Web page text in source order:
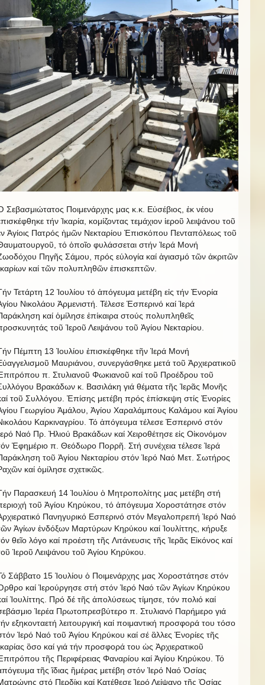
Σεβασμιώτατος Ποιμενάρχης μας κ.κ. Εὐσέβιος, ἐκ νέου
τήν Ἰκαρία, κομίζοντας τεμάχιον ἱεροῦ λειψάνου τοῦ
Ἁγίοις Πατρός ἡμῶν Νεκταρίου Ἐπισκόπου Πενταπόλεως τοῦ
τό ὁποῖο φυλάσσεται στήν Ἱερά Μονή
Πηγῆς Σάμου, πρός εὐλογία καί ἁγιασμό τῶν ἀκριτῶν
καί τῶν πολυπληθῶν ἐπισκεπτῶν.
Τετάρτη 12 Ἰουλίου τό ἀπόγευμα μετέβη εἰς τήν Ἐνορία
Νικολάου Ἀρμενιστή. Τέλεσε Ἑσπερινό καί Ἱερά
καί ὁμίλησε ἐπίκαιρα στούς πολυπληθεῖς
τοῦ Ἱεροῦ Λειψάνου τοῦ Ἁγίου Νεκταρίου.
Πέμπτη 13 Ἰουλίου ἐπισκέφθηκε τῆν Ἱερά Μονή
Μαυριάνου, συνεργάσθηκε μετά τοῦ Ἀρχιερατικοῦ
π. Στυλιανοῦ Φωκιανοῦ καί τοῦ Προέδρου τοῦ
Βρακάδων κ. Βασιλάκη γιά θέματα τῆς Ἱερᾶς Μονῆς
τοῦ Συλλόγου. Ἐπίσης μετέβη πρός ἐπίσκεψη στίς Ἐνορίες
Γεωργίου Ἀμάλου, Ἁγίου Χαραλάμπους Καλάμου καί Ἁγίου
Καρκιναγρίου. Τό ἀπόγευμα τέλεσε Ἐσπερινό στόν
Ναό Πρ. Ἠλιού Βρακάδων καί Χειροθέτησε εἰς Οἰκονόμον
Ἐφημέριο π. Θεόδωρο Πορρῆ. Στή συνέχεια τέλεσε Ἱερά
τοῦ Ἁγίου Νεκταρίου στόν Ἱερό Ναό Μετ. Σωτήρος
καί ὁμίλησε σχετικῶς.
Παρασκευή 14 Ἰουλίου ὁ Μητροπολίτης μας μετέβη στή
τοῦ Ἁγίου Κηρύκου, τό ἀπόγευμα Χοροστάτησε στόν
Πανηγυρικό Εσπερινό στόν Μεγαλοπρεπή Ἱερό Ναό
Ἁγίων ἐνδόξων Μαρτύρων Κηρύκου καί Ἰουλίττης, κήρυξε
θεῖο λόγο καί προέστη τῆς Λιτάνευσις τῆς Ἱερᾶς Εἰκόνος καί
Ἱεροῦ Λειψάνου τοῦ Ἁγίου Κηρύκου.
Σάββατο 15 Ἰουλίου ὁ Ποιμενάρχης μας Χοροστάτησε στόν
καί Ἱερούργησε στή στόν Ἱερό Ναό τῶν Ἁγίων Κηρύκου
Ἰουλίττης. Πρό δέ τῆς ἀπολύσεως τίμησε, τόν πολιό καί
Ἱερέα Πρωτοπρεσβύτερο π. Στυλιανό Παρήμερο γιά
εξηκονταετή λειτουργική καί ποιμαντική προσφορά του τόσο
Ἱερό Ναό τοῦ Ἁγίου Κηρύκου καί σέ ἃλλες Ἑνορίες τῆς
ὃσο καί γιά τήν προσφορά του ὡς Ἀρχιερατικοῦ
τῆς Περιφέρειας Φαναρίου καί Ἁγίου Κηρύκου. Τό
τῆς ἳδιας ἣμέρας μετέβη στόν Ἱερό Ναό Ὁσίας
στό Περδίκι καί Κατέθεσε Ἱερό Λείψανο τῆς Ὁσίας